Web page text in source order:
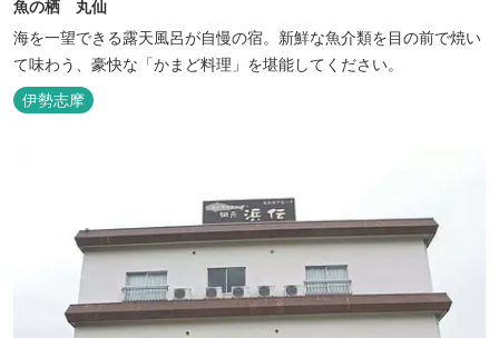
魚の栖 丸仙
海を一望できる露天風呂が自慢の宿。新鮮な魚介類を目の前で焼い
て味わう、豪快な「かまど料理」を堪能してください。
伊勢志摩